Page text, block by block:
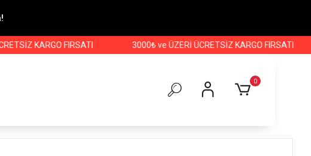
KARGO FIRSATI 3000₺ ve ÜZERİ ÜCRETSİZ KARGO FIRSATI
0